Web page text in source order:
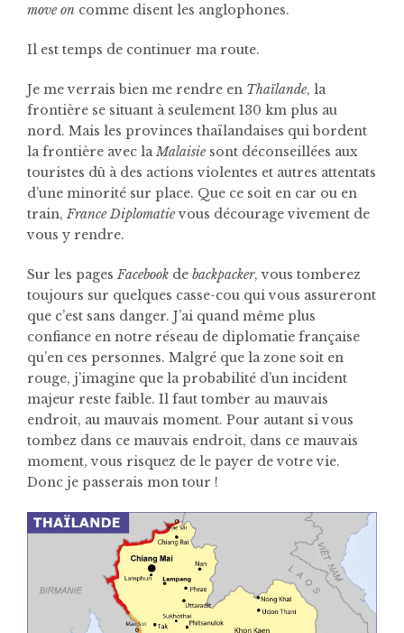
move on comme disent les anglophones.
Il est temps de continuer ma route.
Je me verrais bien me rendre en Thaïlande, la
frontière se situant à seulement 130 km plus au
nord. Mais les provinces thaïlandaises qui bordent
la frontière avec la Malaisie sont déconseillées aux
touristes dû à des actions violentes et autres attentats
d’une minorité sur place. Que ce soit en car ou en
train, France Diplomatievous décourage vivement de
vous y rendre.
Sur les pages Facebook de backpacker, vous tomberez
toujours sur quelques casse-cou qui vous assureront
que c’est sans danger. J’ai quand même plus
confiance en notre réseau de diplomatie française
qu’en ces personnes. Malgré que la zone soit en
rouge, j’imagine que la probabilité d’un incident
majeur reste faible. Il faut tomber au mauvais
endroit, au mauvais moment. Pour autant si vous
tombez dans ce mauvais endroit, dans ce mauvais
moment, vous risquez de le payer de votre vie.
Donc je passerais mon tour !